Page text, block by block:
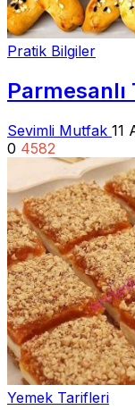
Pratik Bilgiler
Sevimli Mutfak 11
0 4582
Yemek Tarifleri